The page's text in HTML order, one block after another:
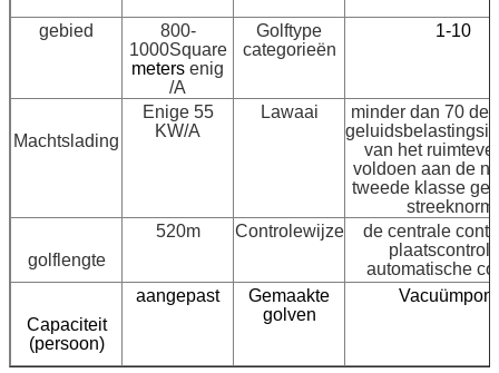
gebied
800-
1000Square
meters enig
/A
Golftype
categorieën
1-10
Machtslading
Enige 55
KW/A
Lawaai
minder dan 70
van het
voldoen aan de
tweede klasse
streeknorm)
golflengte
520m Controlewijze
de centrale
plaatscontrol/
automatische
Capaciteit
(persoon)
aangepast
Gemaakte
golven